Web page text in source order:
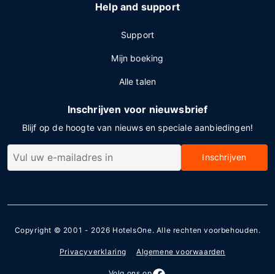
Help and support
Support
Mijn boeking
Alle talen
Inschrijven voor nieuwsbrief
Blijf op de hoogte van nieuws en speciale aanbiedingen!
Inschrijven
Copyright © 2001 - 2026 HotelsOne. Alle rechten voorbehouden.
Privacyverklaring Algemene voorwaarden